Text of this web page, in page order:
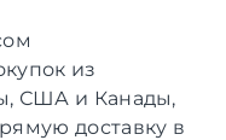
из
США и Канады,
доставку в